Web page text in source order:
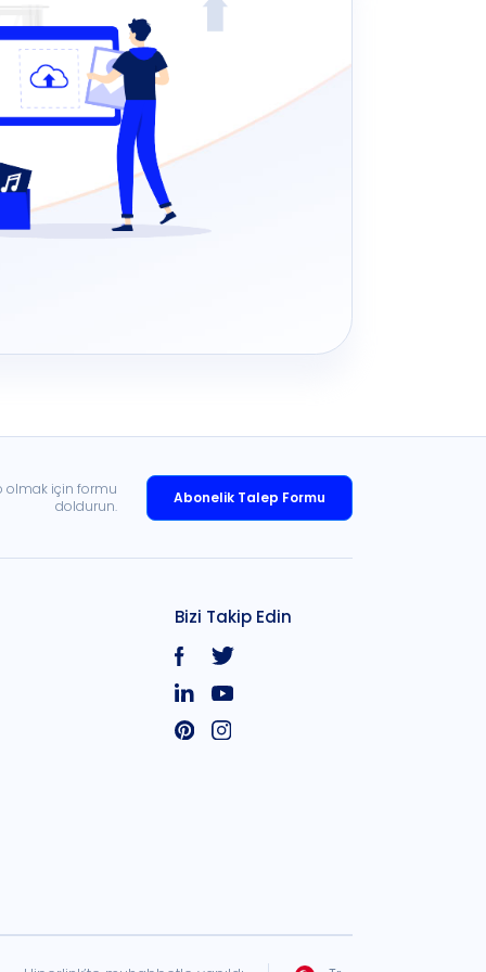
olmak için formu
doldurun.
Abonelik Talep Formu
Bizi Takip Edin